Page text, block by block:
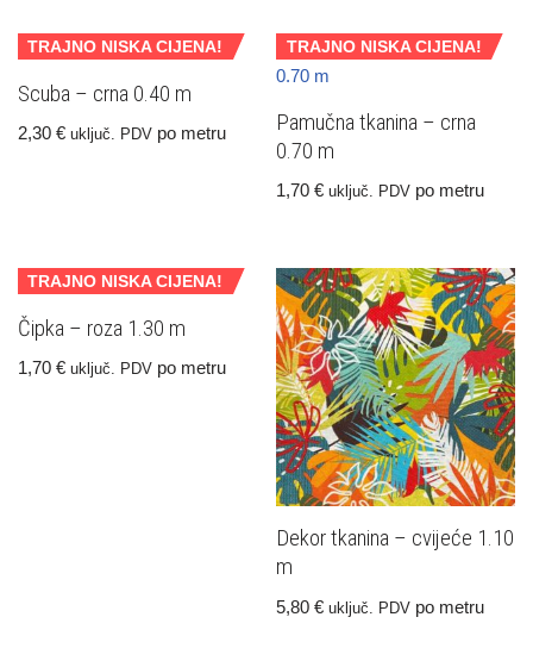
TRAJNO NISKA CIJENA!
Scuba – crna 0.40 m
2,30 € uključ. PDV po metru
TRAJNO NISKA CIJENA!
Pamučna tkanina – crna
0.70 m
1,70€ uključ. PDV po metru
TRAJNO NISKA CIJENA!
Čipka – roza 1.30 m
1,70 € uključ. PDV po metru
Dekor tkanina – cvijeće 1.10
m
5,80€ uključ. PDV po metru